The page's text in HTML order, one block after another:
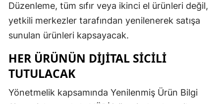
Düzenleme, tüm sıfır veya ikinci el ürünleri değil,
yetkili merkezler tarafından yenilenerek satışa
sunulan ürünleri kapsayacak.
HER ÜRÜNÜN DİJİTAL SİCİLİ
TUTULACAK
Yönetmelik kapsamında Yenilenmiş Ürün Bilgi